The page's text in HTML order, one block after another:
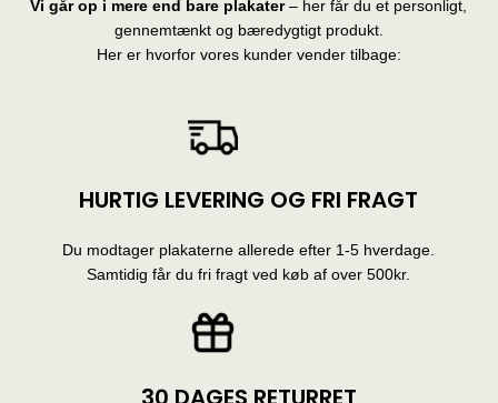
Vi går op i mere end bare plakater– her får du et personligt,
gennemtænkt og bæredygtigt produkt.
Her er hvorfor vores kunder vender tilbage:
HURTIG LEVERING OG FRI FRAGT
Du modtager plakaterne allerede efter 1-5 hverdage.
Samtidig får du fri fragt ved køb af over 500kr.